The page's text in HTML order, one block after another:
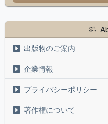
出版物のご案内
企業情報
プライバシーポリシー
著作権について